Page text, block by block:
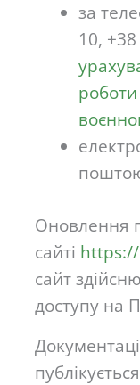
за
10,
роботи
Оновлення
сайті
сайт
доступу на